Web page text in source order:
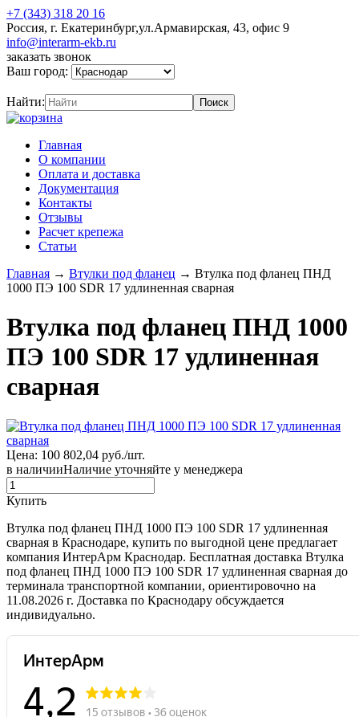
+7 (343) 318 20 16
Россия, г. Екатеринбург,ул.Армавирская, 43, офис 9
info@interarm-ekb.ru
заказать звонок
Ваш город:
Найти:
Главная
О компании
Оплата и доставка
Документация
Контакты
Отзывы
Расчет крепежа
Статьи
Главная → Втулки под фланец → Втулка под фланец ПНД
1000 ПЭ 100 SDR 17 удлиненная сварная
Втулка под фланец ПНД 1000
ПЭ 100 SDR 17 удлиненная
сварная
Цена: 100 802,04 руб./шт.
в наличииНаличие уточняйте у менеджера
Купить
Втулка под фланец ПНД 1000 ПЭ 100 SDR 17 удлиненная
сварная в Краснодаре, купить по выгодной цене предлагает
компания ИнтерАрм Краснодар. Бесплатная доставка Втулка
под фланец ПНД 1000 ПЭ 100 SDR 17 удлиненная сварная до
терминала транспортной компании, ориентировочно на
11.08.2026 г. Доставка по Краснодару обсуждается
индивидуально.